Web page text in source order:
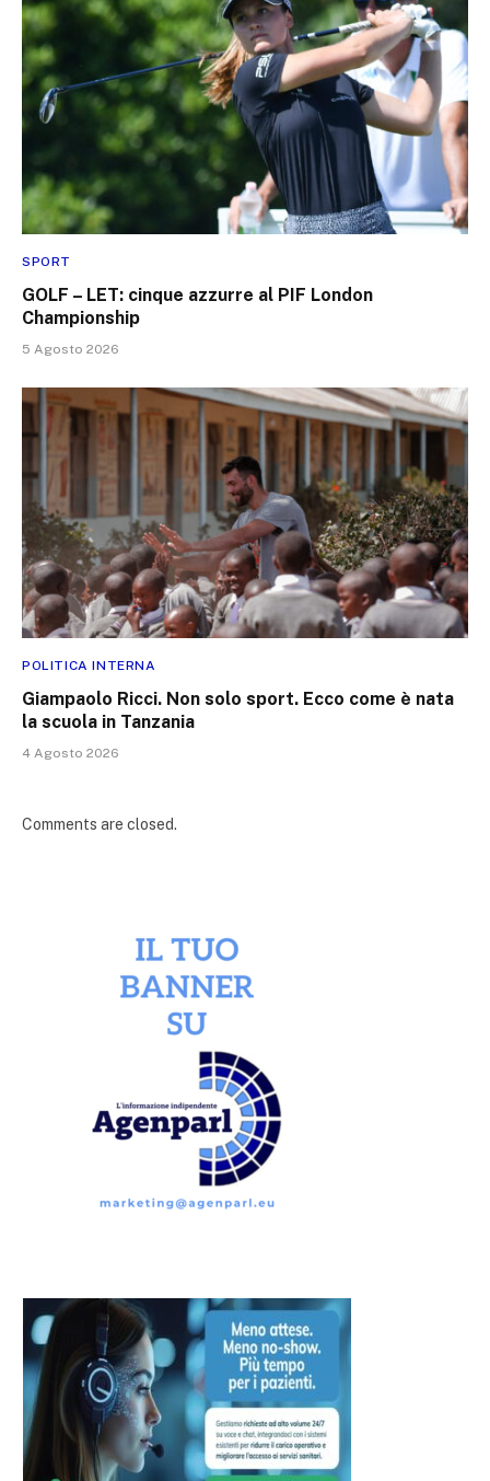
SPORT
GOLF – LET: cinque azzurre al PIF London
Championship
5 Agosto 2026
POLITICA INTERNA
Giampaolo Ricci. Non solo sport. Ecco come è nata
la scuola in Tanzania
4 Agosto 2026
Comments are closed.